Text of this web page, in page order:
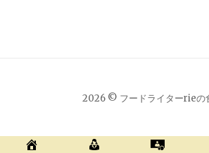
2026 © フードライターrieの